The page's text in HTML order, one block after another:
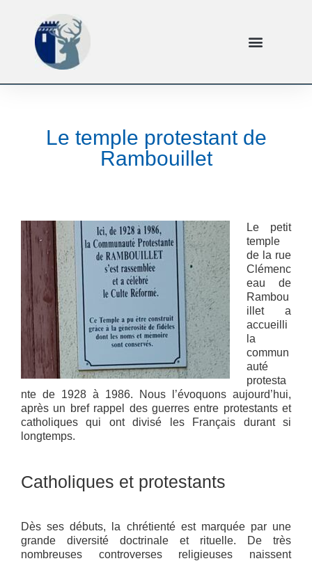
Le temple protestant de
Rambouillet
Le petit
temple
de la rue
Clémenc
eau de
Rambou
illet a
accueilli
la
commun
auté
protesta
nte de 1928 à 1986. Nous l’évoquons aujourd’hui,
après un bref rappel des guerres entre protestants et
catholiques qui ont divisé les Français durant si
longtemps.
Catholiques et protestants
Dès ses débuts, la chrétienté est marquée par une
grande diversité doctrinale et rituelle. De très
nombreuses controverses religieuses naissent